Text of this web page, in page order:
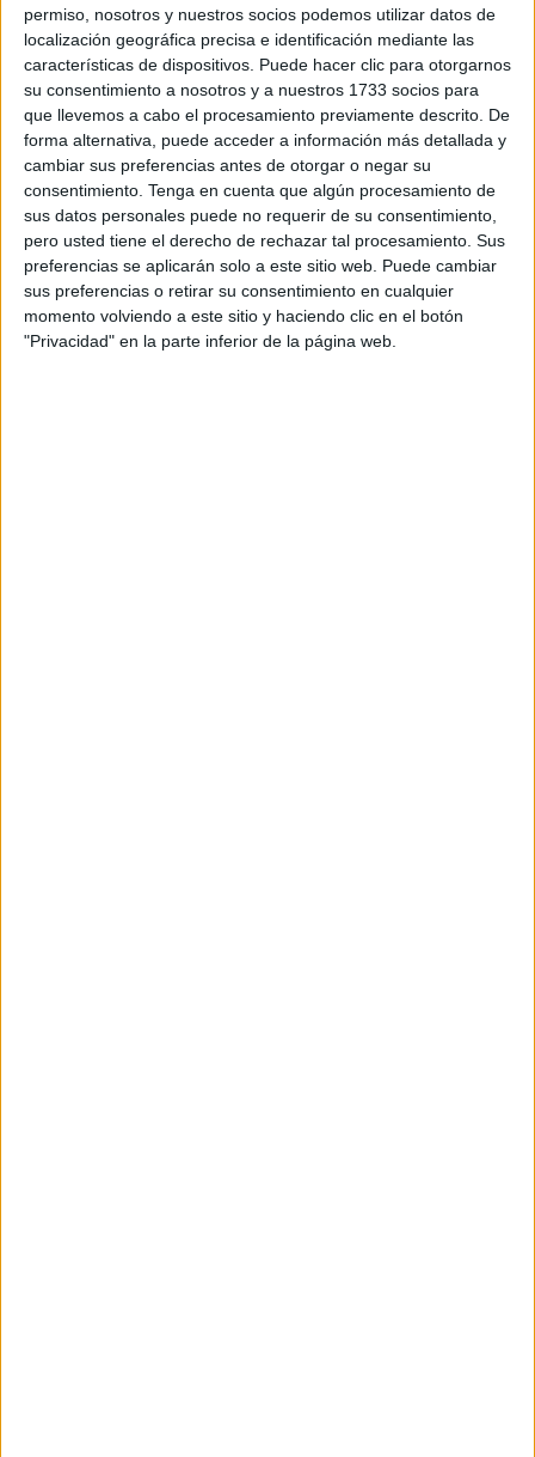
permiso, nosotros y nuestros socios podemos utilizar datos de
localización geográfica precisa e identificación mediante las
características de dispositivos. Puede hacer clic para otorgarnos
su consentimiento a nosotros y a nuestros 1733 socios para
que llevemos a cabo el procesamiento previamente descrito. De
forma alternativa, puede acceder a información más detallada y
cambiar sus preferencias antes de otorgar o negar su
consentimiento. Tenga en cuenta que algún procesamiento de
sus datos personales puede no requerir de su consentimiento,
pero usted tiene el derecho de rechazar tal procesamiento. Sus
preferencias se aplicarán solo a este sitio web. Puede cambiar
sus preferencias o retirar su consentimiento en cualquier
momento volviendo a este sitio y haciendo clic en el botón
"Privacidad" en la parte inferior de la página web.
la experiencia humana y que son capaces de superar
adversidades.